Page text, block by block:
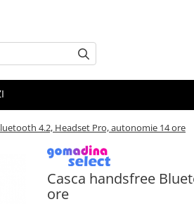
4.2, Headset Pro, autonomie 14 ore
Casca handsfree
ore